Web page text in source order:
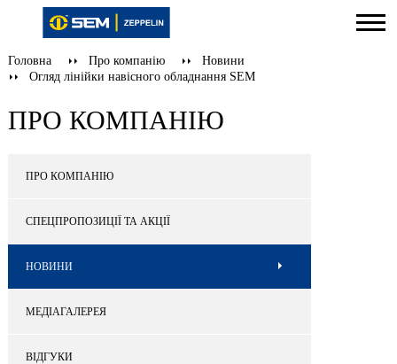
Головна Про компанію
Новини
Огляд лінійки навісного обладнання SEM
ПРО КОМПАНІЮ
ПРО КОМПАНІЮ
СПЕЦПРОПОЗИЦІЇ ТА АКЦІЇ
НОВИНИ
МЕДІАГАЛЕРЕЯ
ВІДГУКИ